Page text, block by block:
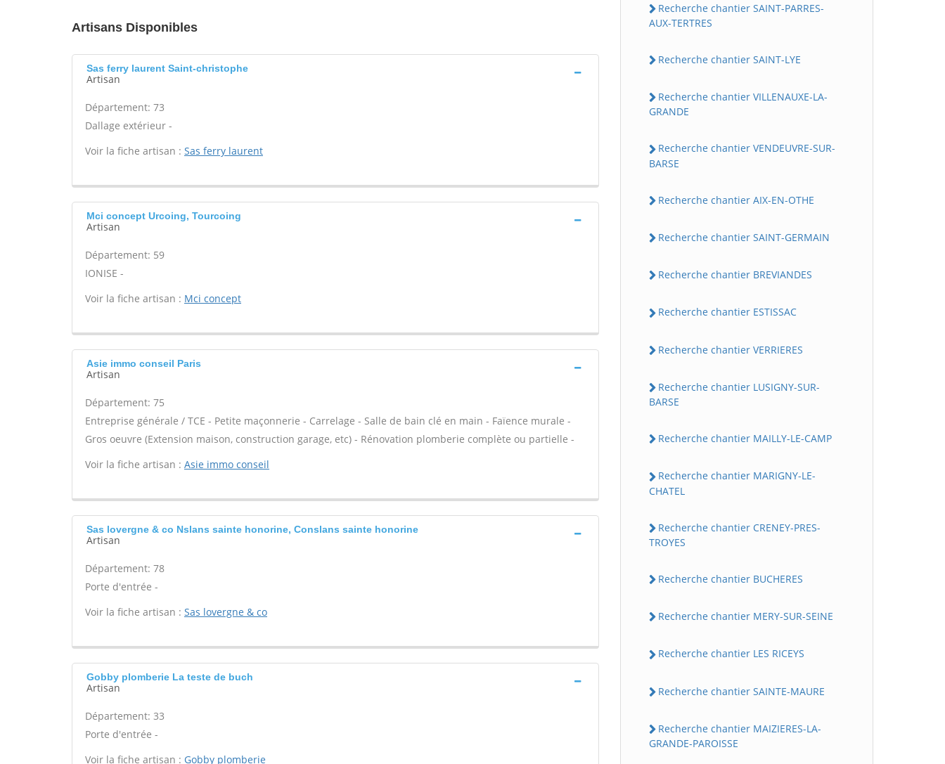
Artisans Disponibles
Sas ferry laurent Saint-christophe
Artisan
Département: 73
Dallage extérieur -
Voir la fiche artisan : Sas ferry laurent
Mci concept Urcoing, Tourcoing
Artisan
Département: 59
IONISE -
Voir la fiche artisan : Mci concept
Asie immo conseil Paris
Artisan
Département: 75
Entreprise générale / TCE - Petite maçonnerie - Carrelage - Salle de bain clé en main - Faïence murale -
Gros oeuvre (Extension maison, construction garage, etc) - Rénovation plomberie complète ou partielle -
Voir la fiche artisan : Asie immo conseil
Sas lovergne & co Nslans sainte honorine, Conslans sainte honorine
Artisan
Département: 78
Porte d'entrée -
Voir la fiche artisan : Sas lovergne & co
Gobby plomberie La teste de buch
Artisan
Département: 33
Porte d'entrée -
Voir la fiche artisan : Gobby plomberie
Recherche chantier SAINT-PARRES-
AUX-TERTRES
Recherche chantier SAINT-LYE
Recherche chantier VILLENAUXE-LA-
GRANDE
Recherche chantier VENDEUVRE-SUR-
BARSE
Recherche chantier AIX-EN-OTHE
Recherche chantier SAINT-GERMAIN
Recherche chantier BREVIANDES
Recherche chantier ESTISSAC
Recherche chantier VERRIERES
Recherche chantier LUSIGNY-SUR-
BARSE
Recherche chantier MAILLY-LE-CAMP
Recherche chantier MARIGNY-LE-
CHATEL
Recherche chantier CRENEY-PRES-
TROYES
Recherche chantier BUCHERES
Recherche chantier MERY-SUR-SEINE
Recherche chantier LES RICEYS
Recherche chantier SAINTE-MAURE
Recherche chantier MAIZIERES-LA-
GRANDE-PAROISSE